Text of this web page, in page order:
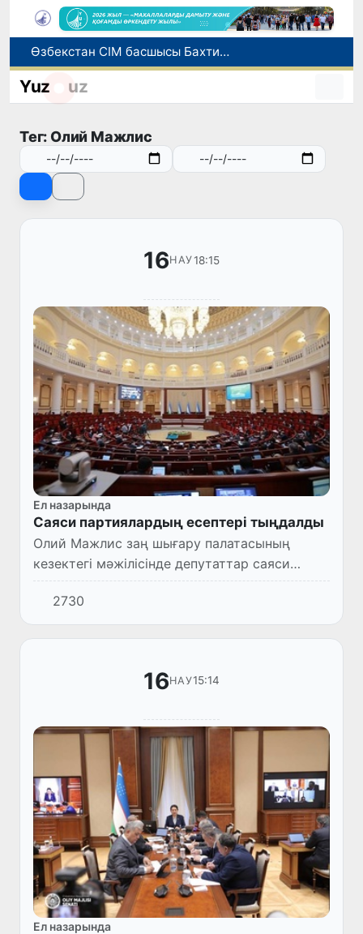
Өзбекстан СІМ басшысы Бахтиёр Саидов Үндістан Президентімен екіжақты байланыстарды нығайту мәселелерін талқылады
Грекияда өрт сөндіру тікұшақтарының соқтығысуынан екі адам қаза тапты
Әлемдік биржаларда мұнай бағасы төмендеді
Yuz uz
Тег: Олий Мажлис
16НАУ18:15
Ел назарында
Саяси партиялардың есептері тыңдалды
Олий Мажлис заң шығару палатасының
кезектегі мәжілісінде депутаттар саяси
партиялардың 2021 жылдағы қызметін
қаржыландыру көздері туралы есептерді
тыңдады.
2730
16НАУ15:14
Ел назарында